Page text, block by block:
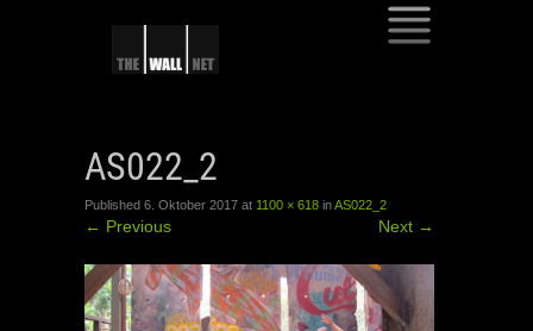
TO
CONTENT
AS022_2
Published 6. Oktober 2017 at 1100 × 618 inAS022_2
← Previous Next →